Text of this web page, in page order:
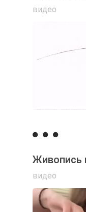
видео
Живопись
видео